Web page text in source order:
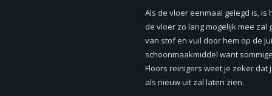
Als de vloer eenmaal gelegd is,
de vloer zo lang mogelijk mee
van stof en vuil door hem op de
schoonmaakmiddel want
Floors reinigers weet je zeker
als nieuw uit zal laten zien.